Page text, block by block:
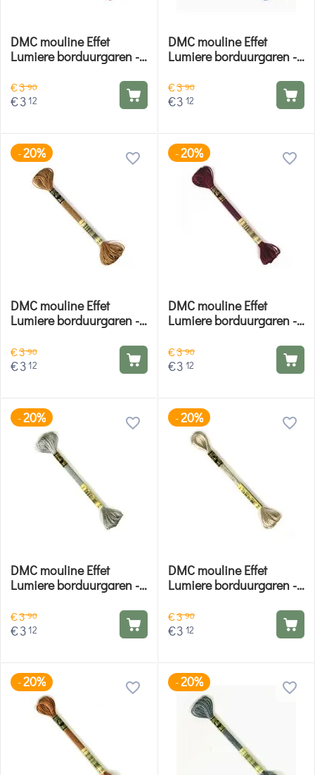
DMC mouline Effet
Lumiere borduurgaren -
€390
€312
DMC mouline Effet
Lumiere borduurgaren -
€390
€3 12
-20%
DMC mouline Effet
Lumiere borduurgaren -
€390
€312
-20%
DMC mouline Effet
Lumiere borduurgaren -
€390
€3 12
-20%
DMC mouline Effet
Lumiere borduurgaren -
€390
€312
-20%
DMC mouline Effet
Lumiere borduurgaren -
€390
€3 12
-20% -20%